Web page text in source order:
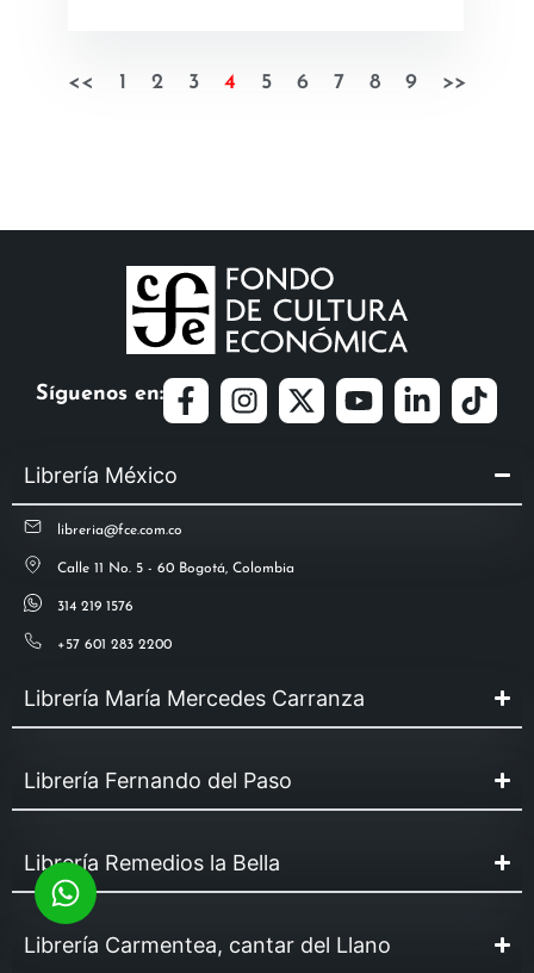
<< 1 2 3 4 5 6 7 8 9 >>
Síguenos en:
Librería México
libreria@fce.com.co
Calle 11 No. 5 - 60 Bogotá, Colombia
314 219 1576
+57 601 283 2200
Librería María Mercedes Carranza
Librería Fernando del Paso
Librería Remedios la Bella
Librería Carmentea, cantar del Llano